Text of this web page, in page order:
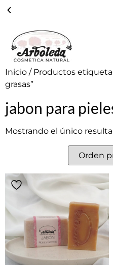
ENVÍO GRATIS A PARTIR DE 39€ EN PENÍNSULA -
Inicio / Productos
grasas”
jabon para
Mostrando el único